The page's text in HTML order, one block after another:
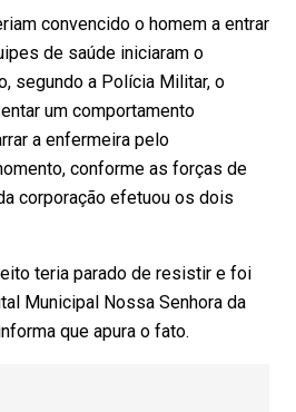
convencido o homem a entrar
de saúde iniciaram o
segundo a Polícia Militar, o
um comportamento
a enfermeira pelo
conforme as forças de
corporação efetuou os dois
teria parado de resistir e foi
Municipal Nossa Senhora da
que apura o fato.